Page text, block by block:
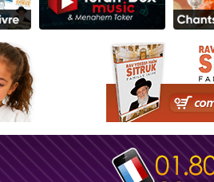
de violences...
les Enfants